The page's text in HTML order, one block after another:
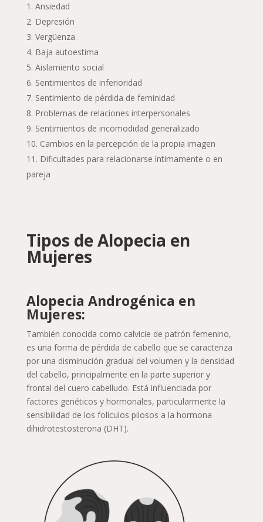
Ansiedad
Depresión
Vergüenza
Baja autoestima
Aislamiento social
Sentimientos de inferioridad
Sentimiento de pérdida de feminidad
Problemas de relaciones interpersonales
Sentimientos de incomodidad generalizado
Cambios en la percepción de la propia imagen
Dificultades para relacionarse íntimamente o en
pareja
Tipos de Alopecia en
Mujeres
Alopecia Androgénica en
Mujeres:
También conocida como calvicie de patrón femenino,
es una forma de pérdida de cabello que se caracteriza
por una disminución gradual del volumen y la densidad
del cabello, principalmente en la parte superior y
frontal del cuero cabelludo. Está influenciada por
factores genéticos y hormonales, particularmente la
sensibilidad de los folículos pilosos a la hormona
dihidrotestosterona (DHT).